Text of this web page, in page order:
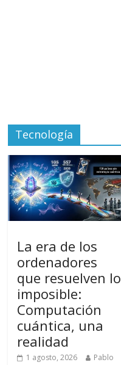
Tecnología
La era de los
ordenadores
que resuelven lo
imposible:
Computación
cuántica, una
realidad
1 agosto, 2026
Pablo